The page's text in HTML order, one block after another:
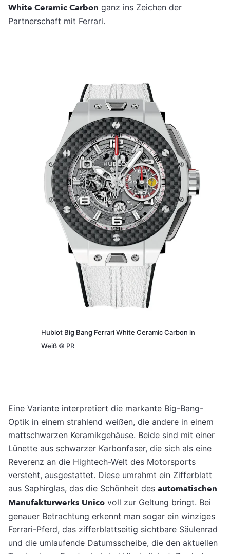
White Ceramic Carbon ganz ins Zeichen der
Partnerschaft mit Ferrari.
Hublot Big Bang Ferrari White Ceramic Carbon in
Weiß © PR
Eine Variante interpretiert die markante Big-Bang-
Optik in einem strahlend weißen, die andere in einem
mattschwarzen Keramikgehäuse. Beide sind mit einer
Lünette aus schwarzer Karbonfaser, die sich als eine
Reverenz an die Hightech-Welt des Motorsports
versteht, ausgestattet. Diese umrahmt ein Zifferblatt
aus Saphirglas, das die Schönheit des automatischen
Manufakturwerks Unico voll zur Geltung bringt. Bei
genauer Betrachtung erkennt man sogar ein winziges
Ferrari-Pferd, das zifferblattseitig sichtbare Säulenrad
und die umlaufende Datumsscheibe, die den aktuellen